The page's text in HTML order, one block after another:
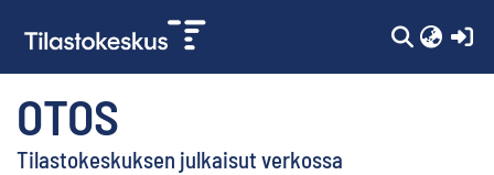
OTOS
Tilastokeskuksen julkaisut verkossa